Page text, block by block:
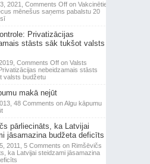
2021, Comments Offon Vakcinētie
mēnešus saņems pabalstu 20
Privatizācijas
stāsts sāk tukšot valsts
Comments Offon Valsts
nebeidzamais stāsts
valsts budžetu
makā nejūt
48 Comments on Algu kāpumu
pārliecināts, ka Latvijai
jāsamazina budžeta deficīts
2011, 5 Comments on Rimšēvičs
ka Latvijai steidzami jāsamazina